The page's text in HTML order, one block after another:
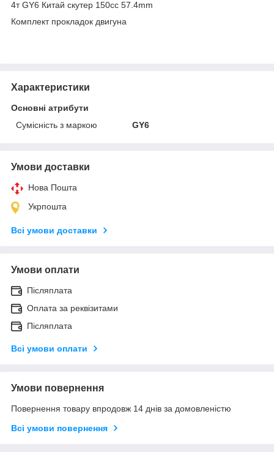
4т GY6 Китай скутер 150сс 57.4mm
Комплект прокладок двигуна
Характеристики
Основні атрибути
Сумісність з маркою
GY6
Умови доставки
Нова Пошта
Укрпошта
Всі умови доставки
Умови оплати
Післяплата
Оплата за реквізитами
Післяплата
Всі умови оплати
Умови повернення
Повернення товару впродовж 14 днів за домовленістю
Всі умови повернення